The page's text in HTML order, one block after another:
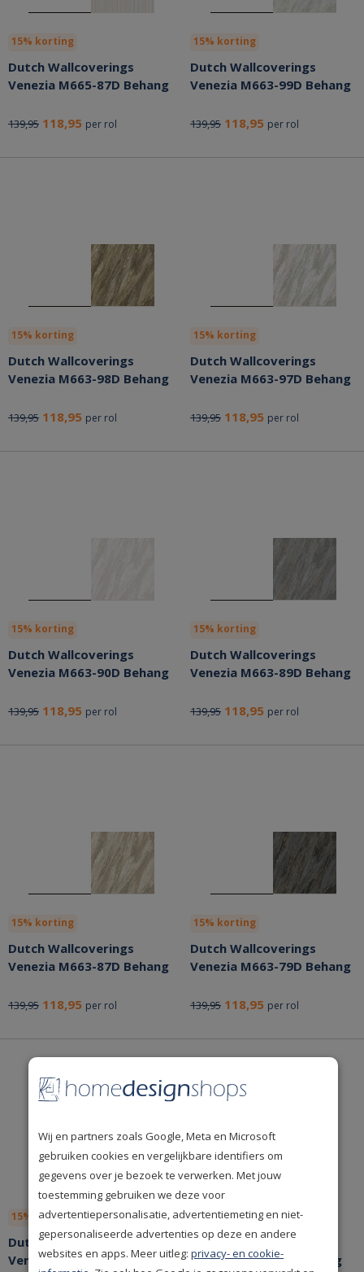
15% korting
Dutch Wallcoverings
Venezia M665-87D Behang
139,95 118,95 per rol
15% korting
Dutch Wallcoverings
Venezia M663-99D Behang
139,95 118,95 per rol
15% korting
Dutch Wallcoverings
Venezia M663-98D Behang
139,95 118,95 per rol
15% korting
Dutch Wallcoverings
Venezia M663-97D Behang
139,95 118,95 per rol
15% korting
Dutch Wallcoverings
Venezia M663-90D Behang
139,95 118,95 per rol
15% korting
Dutch Wallcoverings
Venezia M663-89D Behang
139,95 118,95 per rol
15% korting
Dutch Wallcoverings
Venezia M663-87D Behang
139,95 118,95 per rol
15% korting
Dutch Wallcoverings
Venezia M663-79D Behang
139,95 118,95 per rol
15% korting
Dutch Wallcoverings
Venezia M673-28 Behang
15% korting
Dutch Wallcoverings
Venezia M673-19 Behang
Wij en partners zoals Google, Meta en Microsoft
gebruiken cookies en vergelijkbare identifiers om
gegevens over je bezoek te verwerken. Met jouw
toestemming gebruiken we deze voor
advertentiepersonalisatie, advertentiemeting en niet-
gepersonaliseerde advertenties op deze en andere
websites en apps. Meer uitleg:privacy- en cookie-